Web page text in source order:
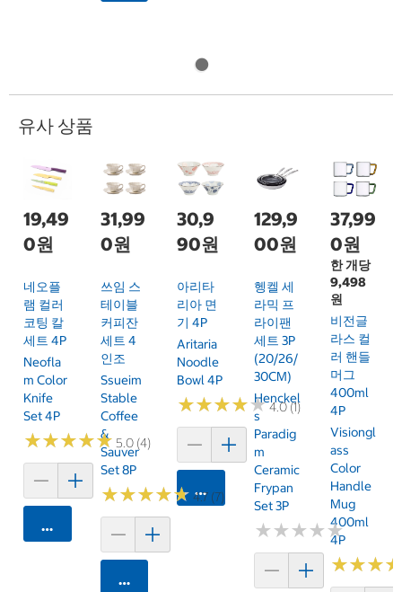
유사 상품
19,49
0원
네오플
램 컬러
코팅 칼
세트 4P
Neofla
M Color
Knife
Set 4P
★★★★★
★★★★★ 5.0 (4)
카트에 담기
31,99
0원
쓰임 스
테이블
커피잔
세트 4
인조
Ssueim
Stable
Coffee
&
Sauver
Set 8P
★★★★★
★★★★★ 4.7 (7)
카트에 담기
30,9
90원
아리타
리아 면
기 4P
Aritaria
Noodle
Bowl 4P
★★★★★
★★★★★4.0 (1)
카트에 담기
129,9
00원
헹켈 세
라믹 프
라이팬
세트 3P
(20/26/
30CM)
Henckel
S
Paradig
M
Ceramic
Frypan
Set 3P
★★★★★
★★★★★
37,99
0원
한 개당
9,498
원
비전글
라스 컬
러 핸들
머그
400ml
4P
Visiongl
Ass
Color
Handle
Mug
400ml
4P
★★★
★★★